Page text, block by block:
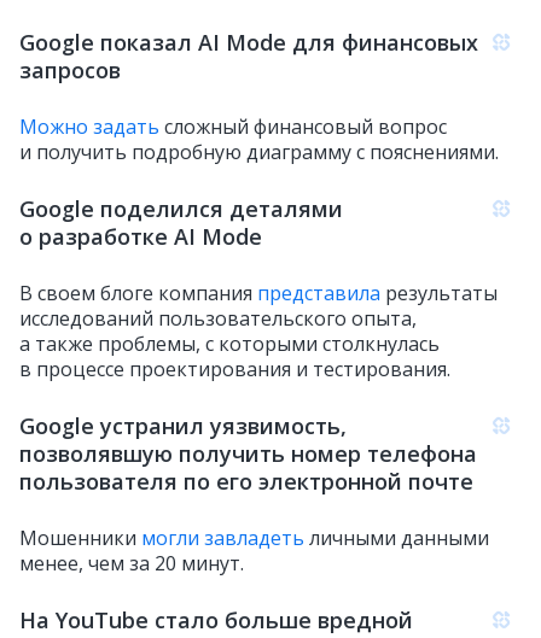
Google показал AI Mode для финансовых
запросов
Можно задать сложный финансовый вопрос
и получить подробную диаграмму с пояснениями.
Google поделился деталями
о разработке AI Mode
В своем блоге компания представила результаты
исследований пользовательского опыта,
а также проблемы, с которыми столкнулась
в процессе проектирования и тестирования.
Google устранил уязвимость,
позволявшую получить номер телефона
пользователя по его электронной почте
Мошенники могли завладеть личными данными
менее, чем за 20 минут.
На YouTube стало больше вредной